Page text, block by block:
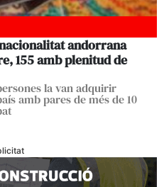
andorrana
155 amb plenitud de
la van adquirir
amb pares de més de 10